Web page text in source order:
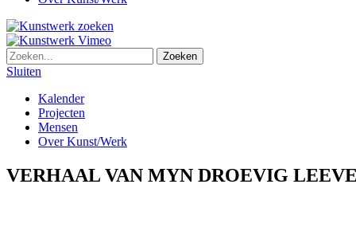
Sluiten
Kalender
Projecten
Mensen
Over Kunst/Werk
VERHAAL VAN MYN DROEVIG